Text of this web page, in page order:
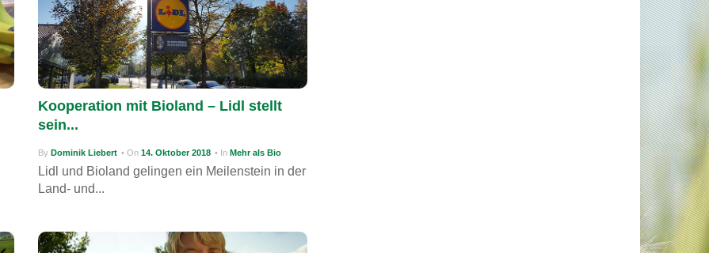
Kooperation mit Bioland – Lidl stellt
sein...
By Dominik Liebert • On 14. Oktober 2018 • In Mehr als Bio
Lidl und Bioland gelingen ein Meilenstein in der
Land- und...